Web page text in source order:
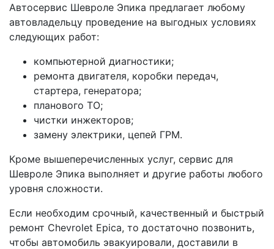
Автосервис Шевроле Эпика предлагает любому
автовладельцу проведение на выгодных условиях
следующих работ:
компьютерной диагностики;
ремонта двигателя, коробки передач,
стартера, генератора;
планового ТО;
чистки инжекторов;
замену электрики, цепей ГРМ.
Кроме вышеперечисленных услуг, сервис для
Шевроле Эпика выполняет и другие работы любого
уровня сложности.
Если необходим срочный, качественный и быстрый
ремонт Chevrolet Epica, то достаточно позвонить,
чтобы автомобиль эвакуировали, доставили в